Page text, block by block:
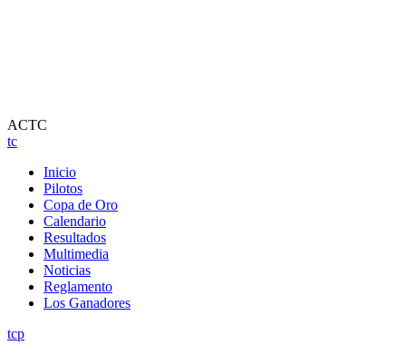
ACTC
tc
Inicio
Pilotos
Copa de Oro
Calendario
Resultados
Multimedia
Noticias
Reglamento
Los Ganadores
tcp